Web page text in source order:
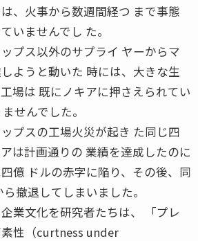
、火事から数週間経つ まで事態
いませんでし た。
プス以外のサプライ ヤーからマ
ようと動いた 時には、大きな生
場は 既にノキアに押さえられてい
せんでした。
プスの工場火災が起き た同じ四
は計画通りの 業績を達成したのに
億 ドルの赤字に陥り、その後、同
撤退してしまいました。
業文化を研究者たちは、 「プレ
性（curtness under